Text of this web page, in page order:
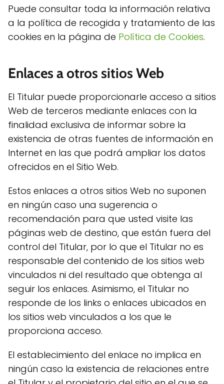
Puede consultar toda la información relativa
a la política de recogida y tratamiento de las
cookies en la página de Política de Cookies.
Enlaces a otros sitios Web
El Titular puede proporcionarle acceso a sitios
Web de terceros mediante enlaces con la
finalidad exclusiva de informar sobre la
existencia de otras fuentes de información en
Internet en las que podrá ampliar los datos
ofrecidos en el Sitio Web.
Estos enlaces a otros sitios Web no suponen
en ningún caso una sugerencia o
recomendación para que usted visite las
páginas web de destino, que están fuera del
control del Titular, por lo que el Titular no es
responsable del contenido de los sitios web
vinculados ni del resultado que obtenga al
seguir los enlaces. Asimismo, el Titular no
responde de los links o enlaces ubicados en
los sitios web vinculados a los que le
proporciona acceso.
El establecimiento del enlace no implica en
ningún caso la existencia de relaciones entre